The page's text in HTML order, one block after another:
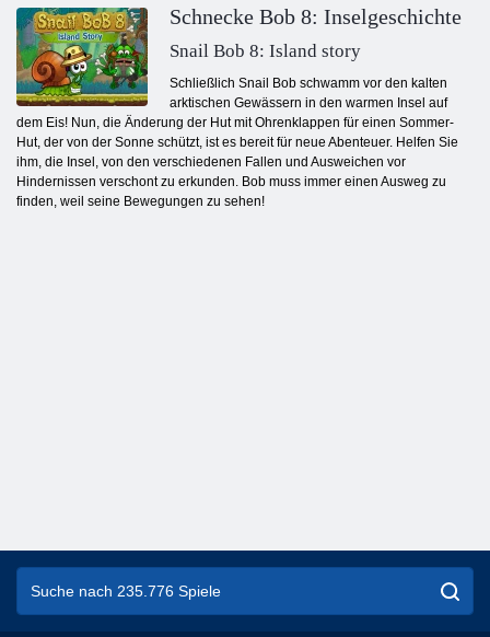
Schnecke Bob 8: Inselgeschichte
Snail Bob 8: Island story
Schließlich Snail Bob schwamm vor den kalten
arktischen Gewässern in den warmen Insel auf
dem Eis! Nun, die Änderung der Hut mit Ohrenklappen für einen Sommer-
Hut, der von der Sonne schützt, ist es bereit für neue Abenteuer. Helfen Sie
ihm, die Insel, von den verschiedenen Fallen und Ausweichen vor
Hindernissen verschont zu erkunden. Bob muss immer einen Ausweg zu
finden, weil seine Bewegungen zu sehen!